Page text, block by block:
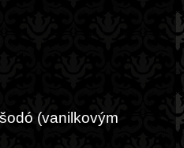
(vanilkovým